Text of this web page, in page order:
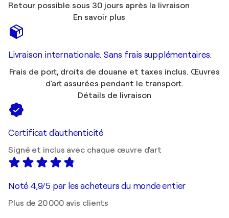
Retour possible sous 30 jours après la livraison
En savoir plus
Livraison internationale. Sans frais supplémentaires.
Frais de port, droits de douane et taxes inclus. Œuvres
d'art assurées pendant le transport.
Détails de livraison
Certificat d'authenticité
Signé et inclus avec chaque œuvre d'art
Noté 4,9/5 par les acheteurs du monde entier
Plus de 20 000 avis clients